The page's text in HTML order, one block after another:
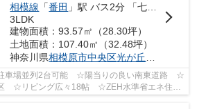
相模線 「番田 」駅 バス2分 「七曲り下」 停歩17分
3LDK
建物面積：93.57㎡（28.30坪）
土地面積：107.40㎡（32.48坪）
神奈川県相模原市中央区光が丘
車場並列2台可能 ☆陽当りの良い南東道路 ☆
☆リビング広々18帖 ☆ZEH水準省エネ住
☆近隣スーパー買物施設多数♪ ...